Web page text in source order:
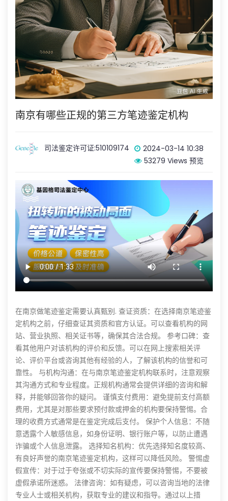
南京有哪些正规的第三方笔迹鉴定机构
司法鉴定许可证:510109174
2024-03-14 10:38
53279 Views 预览
在南京做笔迹鉴定需要认真甄别. 查证资质：在选择南京笔迹鉴
定机构之前，仔细查证其资质和官方认证。可以查看机构的网
站、营业执照、相关证书等，确保其合法合规。 参考口碑：查
看其他用户对该机构的评价和反馈。可以在网上搜索相关评
论、评价平台或咨询其他有经验的人，了解该机构的信誉和可
靠性。 与机构沟通：在与南京笔迹鉴定机构联系时，注意观察
其沟通方式和专业程度。正规机构通常会提供详细的咨询和解
释，并能够回答你的疑问。 谨慎支付费用：避免提前支付高额
费用，尤其是对那些要求预付款或押金的机构要保持警惕。合
理的收费方式通常是在鉴定完成后支付。 保护个人信息：不随
意透露个人敏感信息，如身份证明、银行账户等，以防止遭遇
诈骗或个人信息泄露。 选择知名机构：优先选择知名度较高、
有良好声誉的南京笔迹鉴定机构，这样可以降低风险。 警惕虚
假宣传：对于过于夸张或不切实际的宣传要保持警惕，不要被
虚假承诺所迷惑。 法律咨询：如有疑虑，可以咨询当地的法律
专业人士或相关机构，获取专业的建议和指导。通过以上措